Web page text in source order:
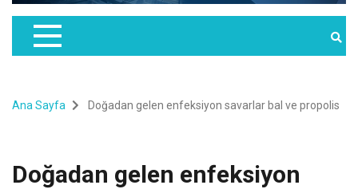
Ana Sayfa Doğadan gelen enfeksiyon savarlar bal ve propolis
Doğadan gelen enfeksiyon